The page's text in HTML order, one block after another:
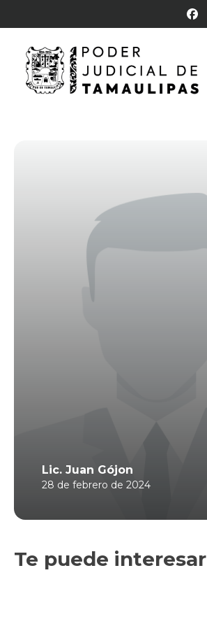
Lic. Juan Gójon
28 de febrero de 2024
Te puede interesar